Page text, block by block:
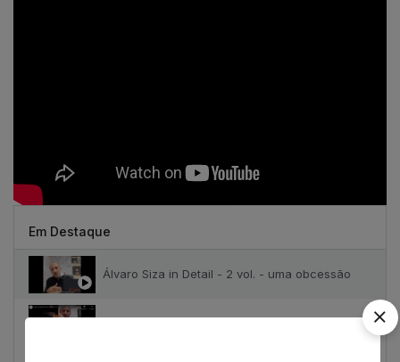
Em Destaque
Álvaro Siza in Detail - 2 vol. - uma obcessão